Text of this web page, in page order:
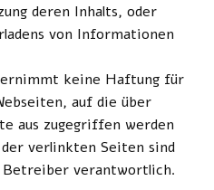
deren Inhalts, oder
von Informationen
keine Haftung für
auf die über
aus zugegriffen werden
verlinkten Seiten sind
Betreiber verantwortlich.